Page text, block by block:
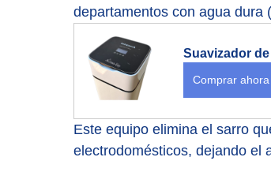
departamentos con agua dura
Suavizador
Comprar ahora
Este equipo elimina el sarro
electrodomésticos, dejando el